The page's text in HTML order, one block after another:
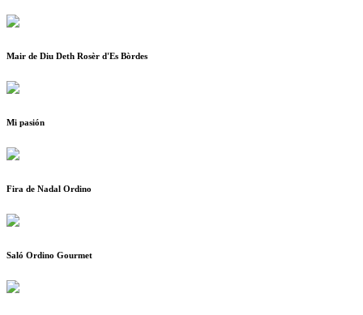
Mair de Diu Deth Rosèr d'Es Bòrdes
Mi pasión
Fira de Nadal Ordino
Saló Ordino Gourmet